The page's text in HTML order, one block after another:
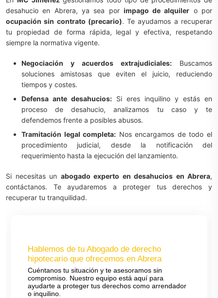
desahucio en Abrera, ya sea por impago de alquiler o por
ocupación sin contrato (precario). Te ayudamos a recuperar
tu propiedad de forma rápida, legal y efectiva, respetando
siempre la normativa vigente.
Negociación y acuerdos extrajudiciales: Buscamos
soluciones amistosas que eviten el juicio, reduciendo
tiempos y costes.
Defensa ante desahucios: Si eres inquilino y estás en
proceso de desahucio, analizamos tu caso y te
defendemos frente a posibles abusos.
Tramitación legal completa: Nos encargamos de todo el
procedimiento judicial, desde la notificación del
requerimiento hasta la ejecución del lanzamiento.
Si necesitas un abogado experto en desahucios en Abrera,
contáctanos. Te ayudaremos a proteger tus derechos y
recuperar tu tranquilidad.
Hablemos de tu Abogado de derecho
hipotecario que ofrecemos en Abrera
Cuéntanos tu situación y te asesoramos sin
compromiso. Nuestro equipo está aquí para
ayudarte a proteger tus derechos como arrendador
o inquilino.